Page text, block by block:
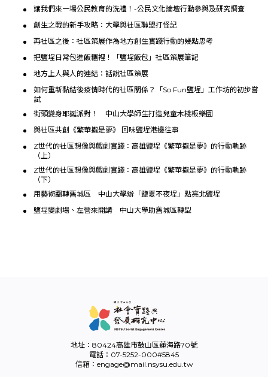
讓我們來一場公民教育的洗禮！-公民文化論壇行動參與及研究調查
創生之戰的新手攻略：大學與社區聯盟打怪記
再社區之後：社區策展作為地方創生實踐行動的幾點思考
把鹽埕日常包進飯糰裡！「鹽埕飯包」社區策展筆記
地方上人與人的連結：話說社區策展
如何重新黏結後疫情時代的社區關係？「So Fun鹽埕」工作坊的初步嘗
試
街頭變身耶誕派對！ 中山大學師生打造兒童木棧板樂園
與社區共創《繁華攏是夢》 回味鹽埕港邊往事
Z世代的社區想像與戲劇實踐：高雄鹽埕《繁華攏是夢》的行動軌跡
（上）
Z世代的社區想像與戲劇實踐：高雄鹽埕《繁華攏是夢》的行動軌跡
（下）
用藝術翻轉舊城區 中山大學辦「鹽夏不夜埕」點亮北鹽埕
鹽埕變劇場、左營來開講 中山大學助舊城區轉型
地址：80424高雄市鼓山區蓮海路70號
電話：07-5252-000#5845
信箱：engage@mail.nsysu.edu.tw